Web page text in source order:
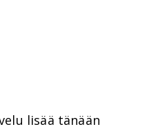
lisää tänään